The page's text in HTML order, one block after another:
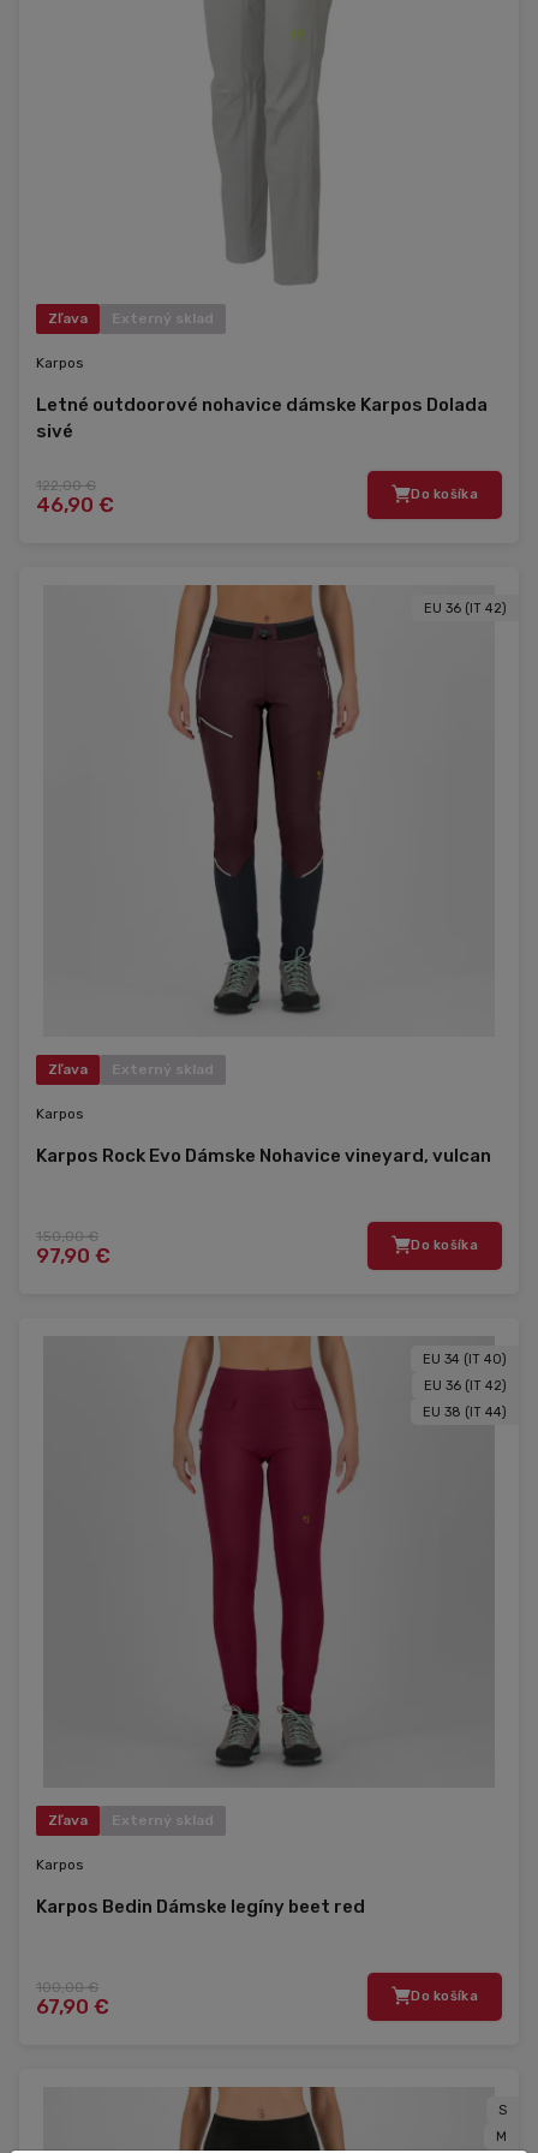
Zľava Externý sklad
Karpos
Letné outdoorové nohavice dámske Karpos Dolada
sivé
122,00 €
46,90 € Do košíka
EU 36 (IT 42)
Zľava Externý sklad
Karpos
Karpos Rock Evo Dámske Nohavice vineyard, vulcan
150,00 €
97,90 € Do košíka
EU 34 (IT 40)
EU 36 (IT 42)
EU 38 (IT 44)
Zľava Externý sklad
Karpos
Karpos Bedin Dámske legíny beet red
100,00 €
67,90 € Do košíka
S
M